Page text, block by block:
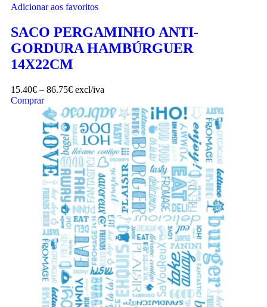
Adicionar aos favoritos
SACO PERGAMINHO ANTI-
GORDURA HAMBÚRGUER
14X22CM
15.40€ – 86.75€ excl/iva
Comprar